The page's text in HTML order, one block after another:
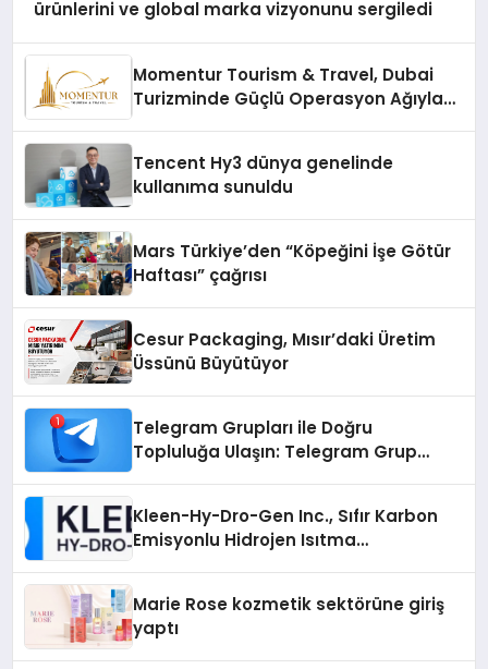
ürünlerini ve global marka vizyonunu sergiledi
Momentur Tourism & Travel, Dubai
Turizminde Güçlü Operasyon Ağıyla
Tencent Hy3 dünya genelinde
kullanıma sunuldu
Mars Türkiye’den “Köpeğini İşe Götür
Haftası” çağrısı
Cesur Packaging, Mısır’daki Üretim
Üssünü Büyütüyor
Telegram Grupları ile Doğru
Topluluğa Ulaşın: Telegram Grup
Kleen-Hy-Dro-Gen Inc., Sıfır Karbon
Emisyonlu Hidrojen Isıtma
Marie Rose kozmetik sektörüne giriş
yaptı